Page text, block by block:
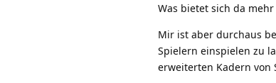
Was bietet sich da
Mir ist aber durchaus
Spielern einspielen zu
erweiterten Kadern von